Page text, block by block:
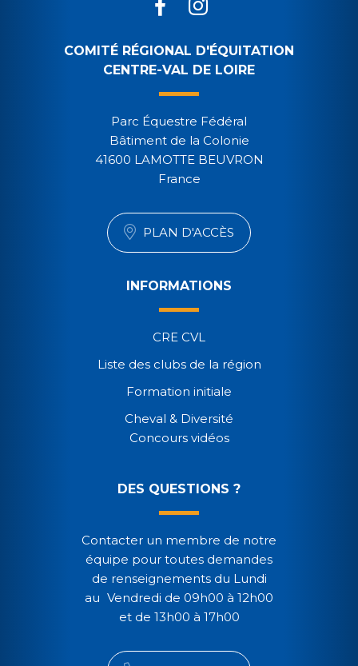
COMITÉ RÉGIONAL D'ÉQUITATION
CENTRE-VAL DE LOIRE
Parc Équestre Fédéral
Bâtiment de la Colonie
41600 LAMOTTE BEUVRON
France
PLAN D'ACCÈS
INFORMATIONS
CRE CVL
Liste des clubs de la région
Formation initiale
Cheval & Diversité
Concours vidéos
DES QUESTIONS ?
Contacter un membre de notre
équipe pour toutes demandes
de renseignements du Lundi
au Vendredi de 09h00 à 12h00
et de 13h00 à 17h00